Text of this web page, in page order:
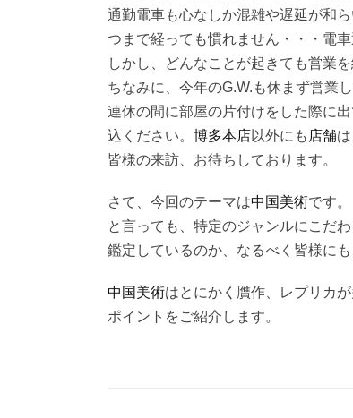
通勤電車も心なしか混雑や遅延が和
つまで経っても慣れません・・・電
しかし、どんなことが起きても営業
ちなみに、今年のG.W.も休まず営業
連休の間に部屋の片付けをした際に
込ください。 博多本店以外にも 店舗
皆様の来訪、お待ちしております。
さて、今回のテーマは中国美術です。
と言っても、特定のジャンルにこだ
鑑定しているのか、なるべく皆様に
中国美術はとにかく贋作、レプリカ
ポイントをご紹介します。